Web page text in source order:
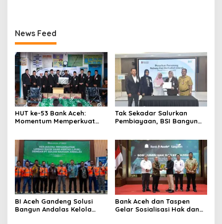
News Feed
HUT ke-53 Bank Aceh:
Momentum Memperkuat
Tak Sekadar Salurkan
Pembiayaan, BSI Bangun
BI Aceh Gandeng Solusi
Bangun Andalas Kelola
Bank Aceh dan Taspen
Gelar Sosialisasi Hak dan